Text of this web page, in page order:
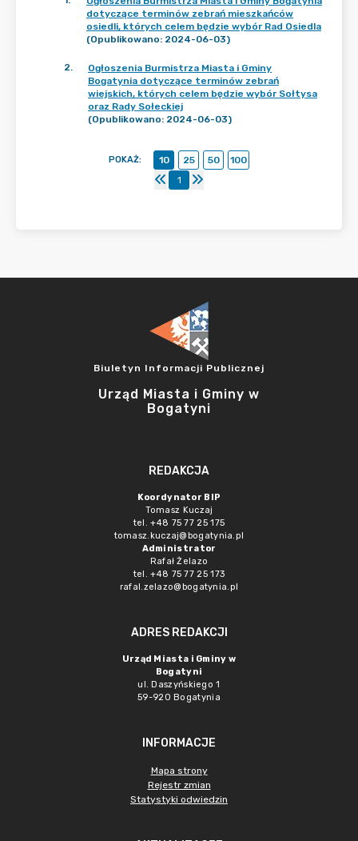
dotyczące terminów zebrań mieszkańców
osiedli, których celem będzie wybór Rad Osiedla
(Opublikowano: 2024-06-03)
2.
Ogłoszenia Burmistrza Miasta i Gminy
Bogatynia dotyczące terminów zebrań
wiejskich, których celem będzie wybór Sołtysa
oraz Rady Sołeckiej
(Opublikowano: 2024-06-03)
POKAŻ: 10 25 50
100
1
Biuletyn Informacji Publicznej
Urząd Miasta i Gminy w
Bogatyni
REDAKCJA
Koordynator BIP
Tomasz Kuczaj
tel. +48 75 77 25 175
tomasz.kuczaj@bogatynia.pl
Administrator
Rafał Żelazo
tel. +48 75 77 25 173
rafal.zelazo@bogatynia.pl
ADRES REDAKCJI
Urząd Miasta i Gminy w
Bogatyni
ul. Daszyńskiego 1
59-920 Bogatynia
INFORMACJE
Mapa strony
Rejestr zmian
Statystyki odwiedzin